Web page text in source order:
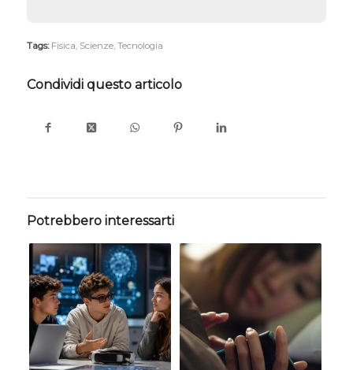
Tags: Fisica, Scienze, Tecnologia
Condividi questo articolo
Potrebbero interessarti